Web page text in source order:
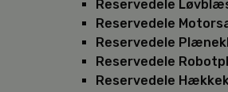
Reservedele
Reservedele
Reservedele
Reservedele
Reservedele